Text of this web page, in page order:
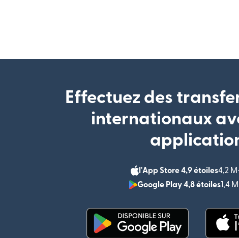
Effectuez des
internationaux
l'App Store 4,9 étoiles4,2
Google Play 4,8 étoiles1,4